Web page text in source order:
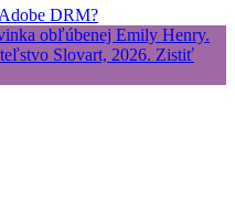
DRM?